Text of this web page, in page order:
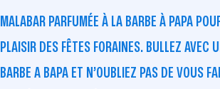
MALABAR PARFUMÉE À LA BARBE À PAPA
PLAISIR DES FÊTES FORAINES. BULLEZ AVEC
BARBE A BAPA ET N’OUBLIEZ PAS DE VOUS